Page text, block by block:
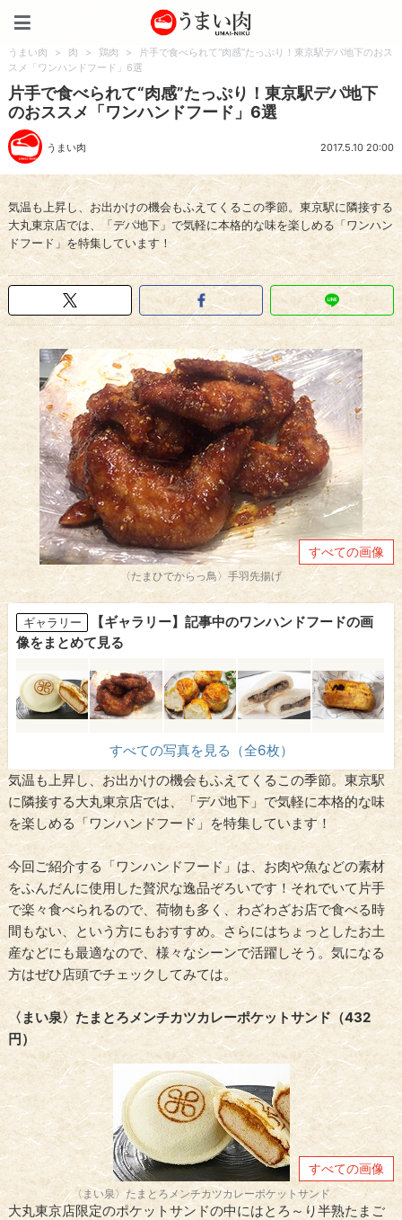
うまい肉 > 肉 > 鶏肉 >
片手で食べられて“肉感”たっぷり！東京駅デパ地下のおス
スメ「ワンハンドフード」6選
片手で食べられて“肉感”たっぷり！東京駅デパ地下
のおススメ「ワンハンドフード」6選
うまい肉 2017.5.10 20:00
気温も上昇し、お出かけの機会もふえてくるこの季節。東京駅に隣接する
大丸東京店では、「デパ地下」で気軽に本格的な味を楽しめる「ワンハン
ドフード」を特集しています！
すべての画像
〈たまひでからっ鳥〉手羽先揚げ
ギャラリー
【ギャラリー】記事中のワンハンドフードの画
像をまとめて見る
すべての写真を見る（全6枚）
気温も上昇し、お出かけの機会もふえてくるこの季節。東京駅
に隣接する大丸東京店では、「デパ地下」で気軽に本格的な味
を楽しめる「ワンハンドフード」を特集しています！
今回ご紹介する「ワンハンドフード」は、お肉や魚などの素材
をふんだんに使用した贅沢な逸品ぞろいです！それでいて片手
で楽々食べられるので、荷物も多く、わざわざお店で食べる時
間もない、という方にもおすすめ。さらにはちょっとしたお土
産などにも最適なので、様々なシーンで活躍しそう。気になる
方はぜひ店頭でチェックしてみては。
〈まい泉〉たまとろメンチカツカレーポケットサンド（432
円）
すべての画像
〈まい泉〉たまとろメンチカツカレーポケットサンド
大丸東京店限定のポケットサンドの中にはとろ～り半熟たまご